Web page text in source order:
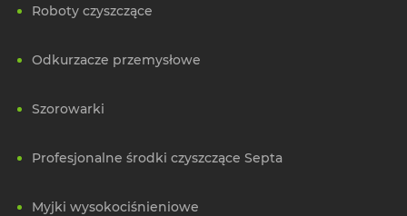
Roboty czyszczące
Odkurzacze przemysłowe
Szorowarki
Profesjonalne środki czyszczące Septa
Myjki wysokociśnieniowe